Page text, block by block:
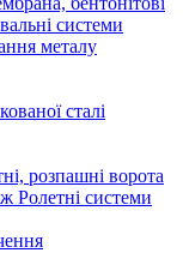
системи
металу
сталі
розпашні ворота
Ролетні системи